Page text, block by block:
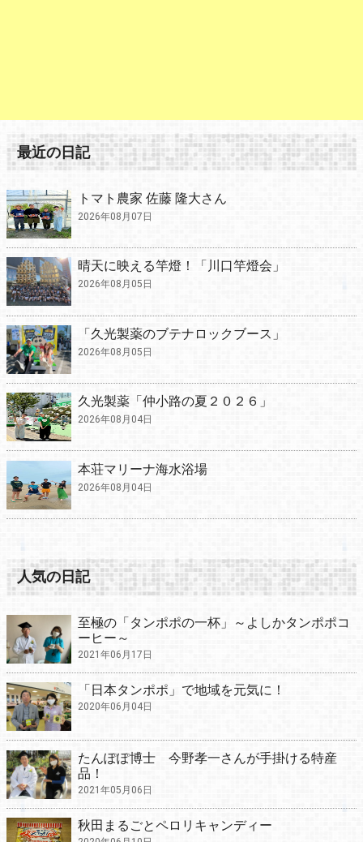
最近の日記
トマト農家 佐藤 隆大さん
2026年08月07日
晴天に映える竿燈！「川口竿燈会」
2026年08月05日
「久光製薬のブテナロックブース」
2026年08月05日
久光製薬「仲小路の夏２０２６」
2026年08月04日
本荘マリーナ海水浴場
2026年08月04日
人気の日記
至極の「タンポポの一杯」～よしかタンポポコ
ーヒー～
2021年06月17日
「日本タンポポ」で地域を元気に！
2020年06月04日
たんぽぽ博士 今野孝一さんが手掛ける特産
品！
2021年05月06日
秋田まるごとペロリキャンディー